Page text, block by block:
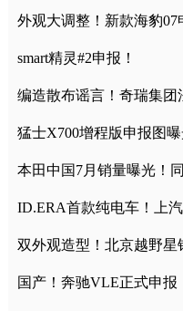
外观大调整！新款海豹07
smart精灵#2申报！
编造散布谣言！奇瑞集团
猛士X700增程版申报图
本田中国7月销量曝光！
ID.ERA首款纯电车！上
双外观造型！北京越野星
国产！奔驰VLE正式申报